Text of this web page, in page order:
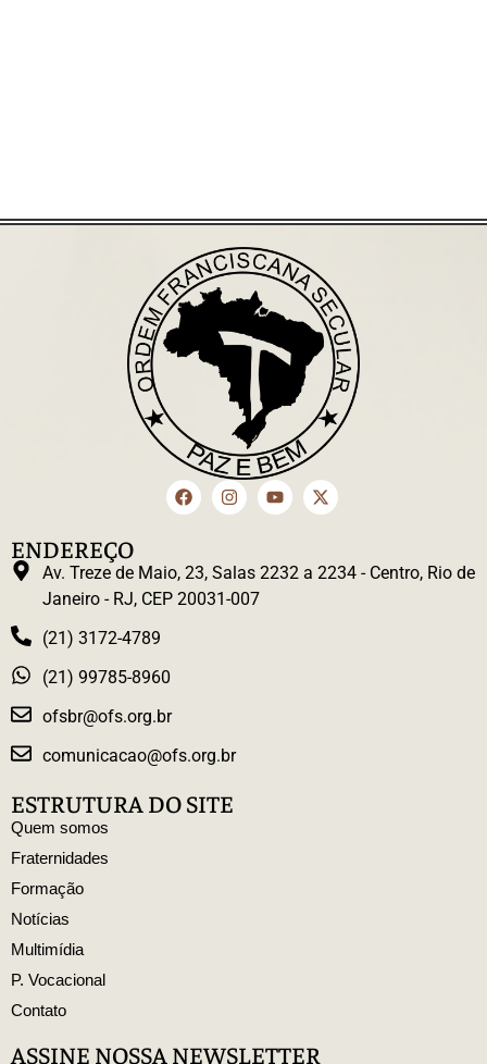
ENDEREÇO
Av. Treze de Maio, 23, Salas 2232 a 2234 - Centro, Rio de
Janeiro - RJ, CEP 20031-007
(21) 3172-4789
(21) 99785-8960
ofsbr@ofs.org.br
comunicacao@ofs.org.br
ESTRUTURA DO SITE
Quem somos
Fraternidades
Formação
Notícias
Multimídia
P. Vocacional
Contato
ASSINE NOSSA NEWSLETTER